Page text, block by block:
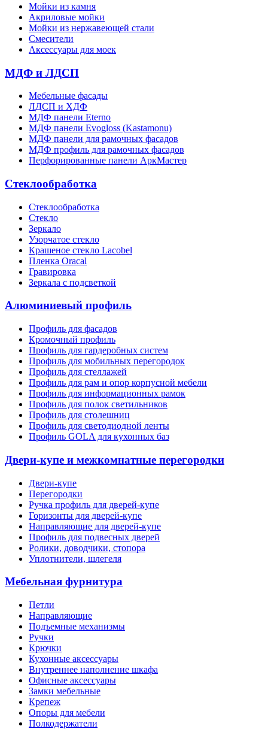
Мойки из камня
Акриловые мойки
Мойки из нержавеющей стали
Смесители
Аксессуары для моек
МДФ и ЛДСП
Мебельные фасады
ЛДСП и ХДФ
МДФ панели Eterno
МДФ панели Evogloss (Kastamonu)
МДФ панели для рамочных фасадов
МДФ профиль для рамочных фасадов
Перфорированные панели АркМастер
Стеклообработка
Стеклообработка
Стекло
Зеркало
Узорчатое стекло
Крашеное стекло Lacobel
Пленка Oracal
Гравировка
Зеркала с подсветкой
Алюминиевый профиль
Профиль для фасадов
Кромочный профиль
Профиль для гардеробных систем
Профиль для мобильных перегородок
Профиль для стеллажей
Профиль для рам и опор корпусной мебели
Профиль для информационных рамок
Профиль для полок светильников
Профиль для столешниц
Профиль для светодиодной ленты
Профиль GOLA для кухонных баз
Двери-купе и межкомнатные перегородки
Двери-купе
Перегородки
Ручка профиль для дверей-купе
Горизонты для дверей-купе
Направляющие для дверей-купе
Профиль для подвесных дверей
Ролики, доводчики, стопора
Уплотнители, шлегеля
Мебельная фурнитура
Петли
Направляющие
Подъемные механизмы
Ручки
Крючки
Кухонные аксессуары
Внутреннее наполнение шкафа
Офисные аксессуары
Замки мебельные
Крепеж
Опоры для мебели
Полкодержатели